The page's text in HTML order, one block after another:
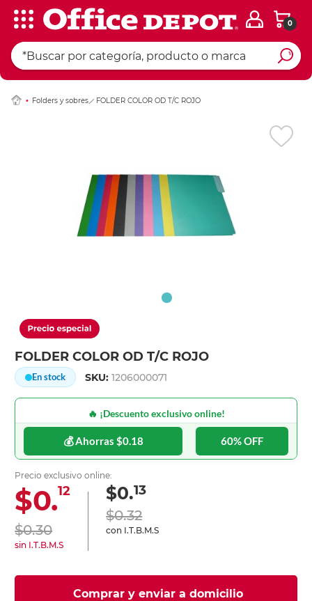
0
Folders y sobres FOLDER COLOR OD T/C ROJO
FOLDER COLOR OD T/C ROJO
En stock SKU:1206000071
🔥 ¡Descuento exclusivo online!
💰 Ahorras $0.18 60% OFF
Precio exclusivo online:
$0.12
$0.30
sin I.T.B.M.S
$0.13
$0.32
con I.T.B.M.S
Comprar y enviar a domicilio
Ingresar Codigo